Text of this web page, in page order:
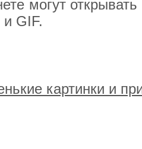
могут
и GIF.
картинки и